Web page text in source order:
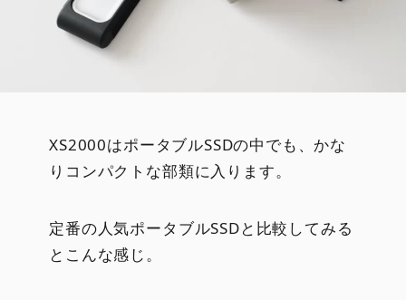
XS2000はポータブルSSDの中でも、かな
りコンパクトな部類に入ります。
定番の人気ポータブルSSDと比較してみる
とこんな感じ。